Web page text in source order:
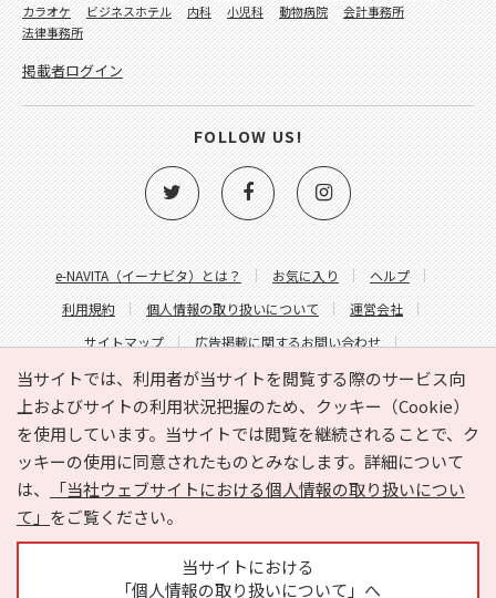
当サイトでは、利用者が当サイトを閲覧する際のサービス向
上およびサイトの利用状況把握のため、クッキー（Cookie）
を使用しています。当サイトでは閲覧を継続されることで、ク
ッキーの使用に同意されたものとみなします。詳細について
は、
「当社ウェブサイトにおける個人情報の取り扱いについ
て」 をご覧ください。
当サイトにおける
「個人情報の取り扱いについて」へ
e-NAVITA（イーナビタ）とは？ お気に入り
ヘルプ
利用規約
個人情報の取り扱いについて
運営会社
サイトマップ
広告掲載に関するお問い合わせ
サイトの内容に関するお問い合わせ
カラオケ
ビジネスホテル 内科 小児科 動物病院
会計事務所
法律事務所
掲載者ログイン
FOLLOW US!
Copyright © HYOJITO.Co.,Ltd. All Rights Reserved.